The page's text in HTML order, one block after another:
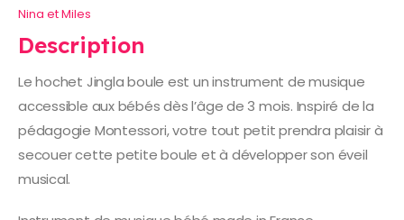
Nina et Miles
Description
Le hochet Jingla boule est un instrument de musique
accessible aux bébés dès l’âge de 3 mois. Inspiré de la
pédagogie Montessori, votre tout petit prendra plaisir à
secouer cette petite boule et à développer son éveil
musical.